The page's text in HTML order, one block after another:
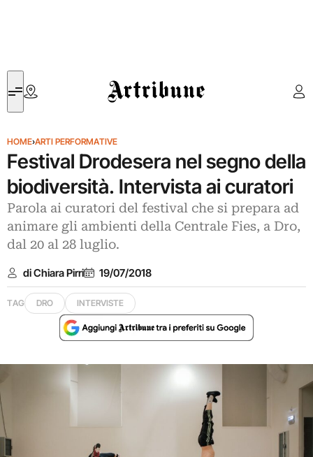
Artribune
HOME›ARTI PERFORMATIVE
Festival Drodesera nel segno della
biodiversità. Intervista ai curatori
Parola ai curatori del festival che si prepara ad
animare gli ambienti della Centrale Fies, a Dro,
dal 20 al 28 luglio.
di Chiara Pirri 19/07/2018
TAG DRO INTERVISTE